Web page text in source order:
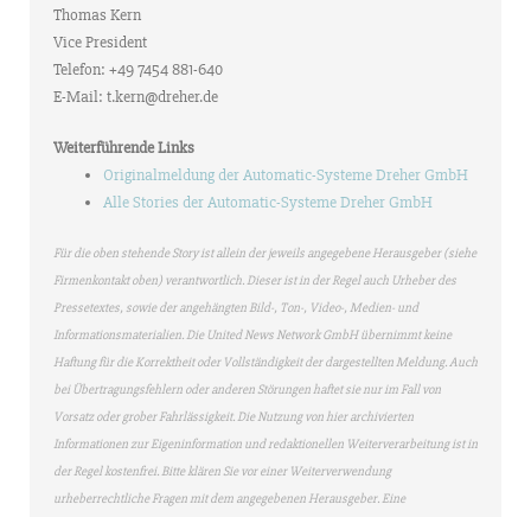
Thomas Kern
Vice President
Telefon: +49 7454 881-640
E-Mail: t.kern@dreher.de
Weiterführende Links
Originalmeldung der Automatic-Systeme Dreher GmbH
Alle Stories der Automatic-Systeme Dreher GmbH
Für die oben stehende Story ist allein der jeweils angegebene Herausgeber (siehe
Firmenkontakt oben) verantwortlich. Dieser ist in der Regel auch Urheber des
Pressetextes, sowie der angehängten Bild-, Ton-, Video-, Medien- und
Informationsmaterialien. Die United News Network GmbH übernimmt keine
Haftung für die Korrektheit oder Vollständigkeit der dargestellten Meldung. Auch
bei Übertragungsfehlern oder anderen Störungen haftet sie nur im Fall von
Vorsatz oder grober Fahrlässigkeit. Die Nutzung von hier archivierten
Informationen zur Eigeninformation und redaktionellen Weiterverarbeitung ist in
der Regel kostenfrei. Bitte klären Sie vor einer Weiterverwendung
urheberrechtliche Fragen mit dem angegebenen Herausgeber. Eine